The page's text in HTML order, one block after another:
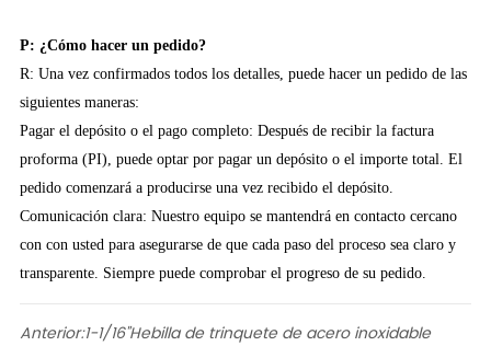
P: ¿Cómo hacer un pedido?
R: Una vez confirmados todos los detalles, puede hacer un pedido de las
siguientes maneras:
Pagar el depósito o el pago completo: Después de recibir la factura
proforma (PI), puede optar por pagar un depósito o el importe total. El
pedido comenzará a producirse una vez recibido el depósito.
Comunicación clara: Nuestro equipo se mantendrá en contacto cercano
con con usted para asegurarse de que cada paso del proceso sea claro y
transparente. Siempre puede comprobar el progreso de su pedido.
Anterior:1-1/16"Hebilla de trinquete de acero inoxidable